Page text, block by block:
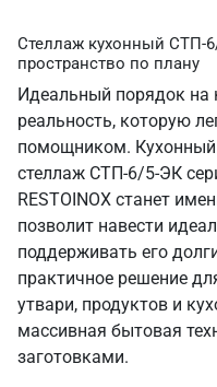
Стеллаж кухонный СТП-
пространство по плану
Идеальный порядок на
реальность, которую
помощником. Кухонный
стеллаж СТП-6/5-ЭК
RESTOINOX станет
позволит навести
поддерживать его
практичное решение
утвари, продуктов и
массивная бытовая
заготовками.